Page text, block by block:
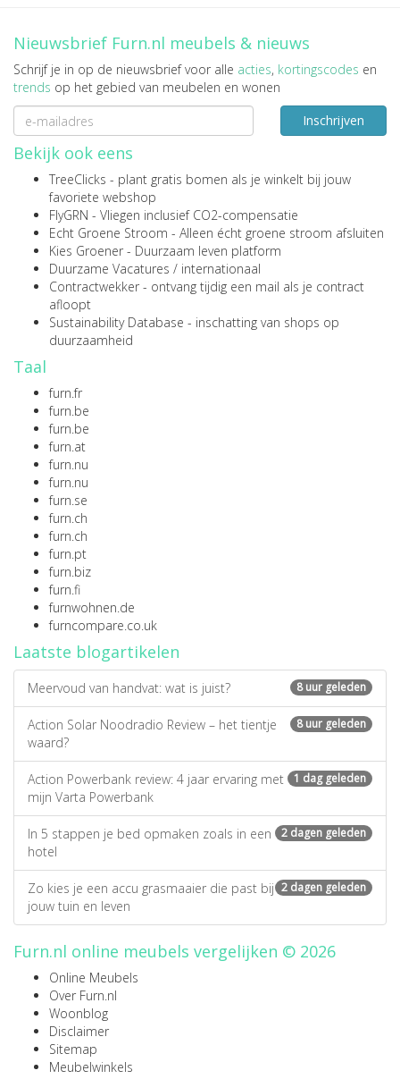
Nieuwsbrief Furn.nl meubels & nieuws
Schrijf je in op de nieuwsbrief voor alle acties, kortingscodes en
trends op het gebied van meubelen en wonen
Inschrijven
Bekijk ook eens
TreeClicks - plant gratis bomen als je winkelt bij jouw
favoriete webshop
FlyGRN - Vliegen inclusief CO2-compensatie
Echt Groene Stroom - Alleen écht groene stroom afsluiten
Kies Groener - Duurzaam leven platform
Duurzame Vacatures / internationaal
Contractwekker - ontvang tijdig een mail als je contract
afloopt
Sustainability Database - inschatting van shops op
duurzaamheid
Taal
furn.fr
furn.be
furn.be
furn.at
furn.nu
furn.nu
furn.se
furn.ch
furn.ch
furn.pt
furn.biz
furn.fi
furnwohnen.de
furncompare.co.uk
Laatste blogartikelen
8 uur geleden
Meervoud van handvat: wat is juist?
8 uur geleden
Action Solar Noodradio Review – het tientje
waard?
1 dag geleden
Action Powerbank review: 4 jaar ervaring met
mijn Varta Powerbank
2 dagen geleden
In 5 stappen je bed opmaken zoals in een
hotel
2 dagen geleden
Zo kies je een accu grasmaaier die past bij
jouw tuin en leven
Furn.nl online meubels vergelijken © 2026
Online Meubels
Over Furn.nl
Woonblog
Disclaimer
Sitemap
Meubelwinkels